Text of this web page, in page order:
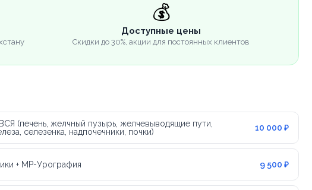
💰
Доступные цены
Скидки до 30%, акции для постоянных клиентов
(печень, желчный пузырь, желчевыводящие пути,
селезенка, надпочечники, почки)
10 000 ₽
+ МР-Урография 9 500 ₽